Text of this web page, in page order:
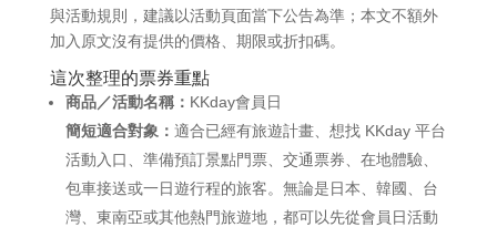
與活動規則，建議以活動頁面當下公告為準；本文不額外
加入原文沒有提供的價格、期限或折扣碼。
這次整理的票券重點
商品／活動名稱： KKday會員日
簡短適合對象： 適合已經有旅遊計畫、想找 KKday 平台
活動入口、準備預訂景點門票、交通票券、在地體驗、
包車接送或一日遊行程的旅客。無論是日本、韓國、台
灣、東南亞或其他熱門旅遊地，都可以先從會員日活動